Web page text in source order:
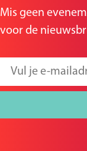
n
a
p
c
n
a
p
Mis geen
voor de
j